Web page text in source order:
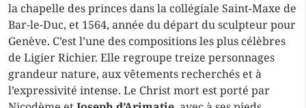
la chapelle des princes dans la collégiale Saint-Maxe de
Bar-le-Duc, et 1564, année du départ du sculpteur pour
Genève. C’est l’une des compositions les plus célèbres
de Ligier Richier. Elle regroupe treize personnages
grandeur nature, aux vêtements recherchés et à
l’expressivité intense. Le Christ mort est porté par